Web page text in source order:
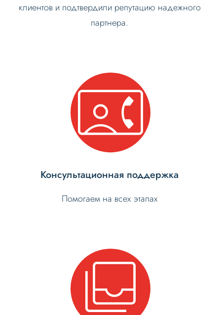
клиентов и подтвердили репутацию надежного
партнера.
Консультационная поддержка
Помогаем на всех этапах